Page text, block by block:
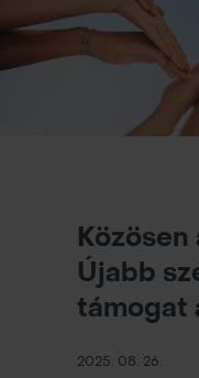
Újabb
támogat
2025. 08. 26.